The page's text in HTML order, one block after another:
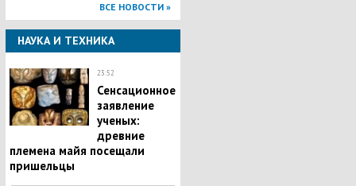
ВСЕ НОВОСТИ »
НАУКА И ТЕХНИКА
23:52
Сенсационное
заявление
ученых:
древние
племена майя посещали
пришельцы